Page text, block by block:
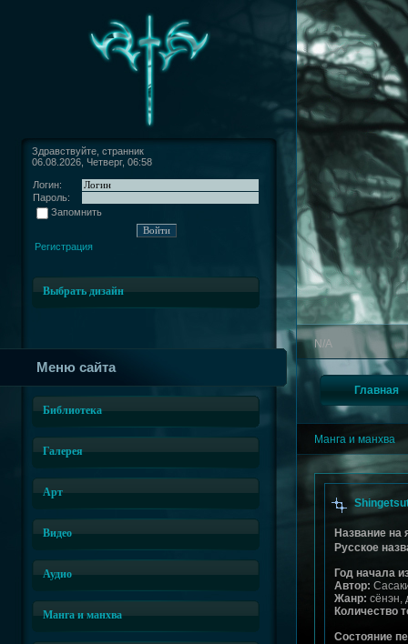
Здравствуйте, странник
06.08.2026, Четверг, 06:58
Логин:
Пароль:
Запомнить
Регистрация
Выбрать дизайн
Меню сайта
Библиотека
Галерея
Арт
Видео
Аудио
Манга и манхва
N/A
Главная
Манга и манхва
Название на
Русское
Год начала
Автор:
Жанр: сёнэн,
Количество
Состояние